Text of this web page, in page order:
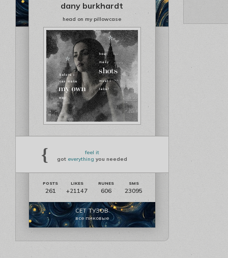
dany burkhardt
head on my pillowcase
{
feel it
got everything you needed
261 +21147 606 23095
СЕТ ТУЗОВ
все пиковые